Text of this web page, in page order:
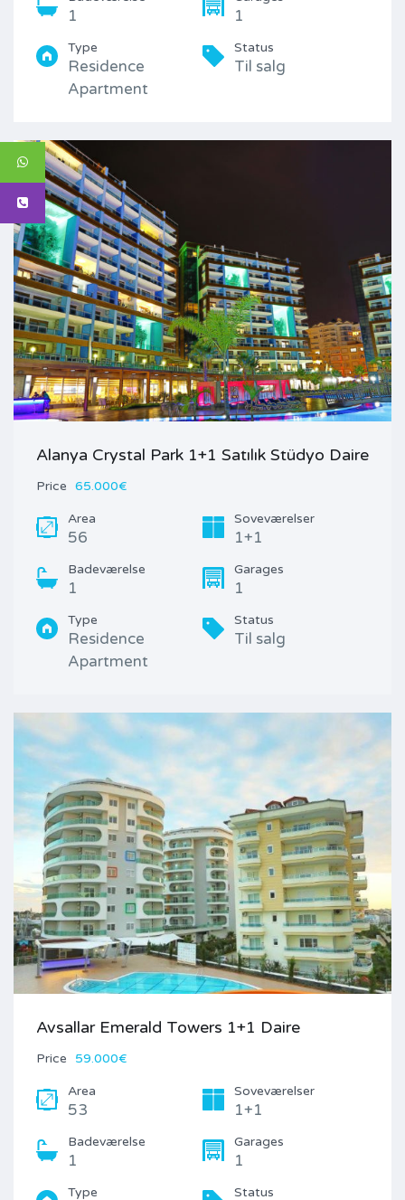
1 1
Type
Residence
Apartment
Status
Til salg
Alanya Crystal Park 1+1 Satılık Stüdyo Daire
Price 65.000€
Area
56
Soveværelser
1+1
Badeværelse
1
Garages
1
Type
Residence
Apartment
Status
Til salg
Avsallar Emerald Towers 1+1 Daire
Price 59.000€
Area
53
Soveværelser
1+1
Badeværelse
1
Garages
1
Type Status